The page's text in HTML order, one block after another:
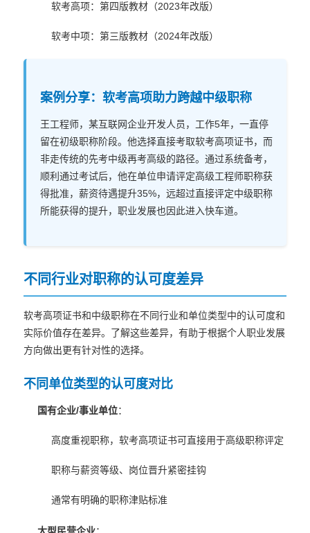
软考高项：第四版教材（2023年改版）
软考中项：第三版教材（2024年改版）
案例分享：软考高项助力跨越中级职称
王工程师，某互联网企业开发人员，工作5年，一直停
留在初级职称阶段。他选择直接考取软考高项证书，而
非走传统的先考中级再考高级的路径。通过系统备考，
顺利通过考试后，他在单位申请评定高级工程师职称获
得批准，薪资待遇提升35%，远超过直接评定中级职称
所能获得的提升，职业发展也因此进入快车道。
不同行业对职称的认可度差异
软考高项证书和中级职称在不同行业和单位类型中的认可度和
实际价值存在差异。了解这些差异，有助于根据个人职业发展
方向做出更有针对性的选择。
不同单位类型的认可度对比
国有企业/事业单位：
高度重视职称，软考高项证书可直接用于高级职称评定
职称与薪资等级、岗位晋升紧密挂钩
通常有明确的职称津贴标准